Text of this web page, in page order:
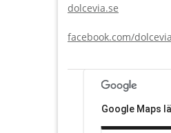
dolcevia.se
facebook.com/dolcevia
Google Maps